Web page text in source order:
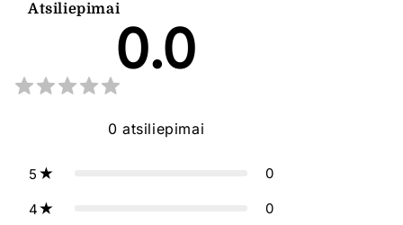
Atsiliepimai
0.0
0 atsiliepimai
5 0
4 0